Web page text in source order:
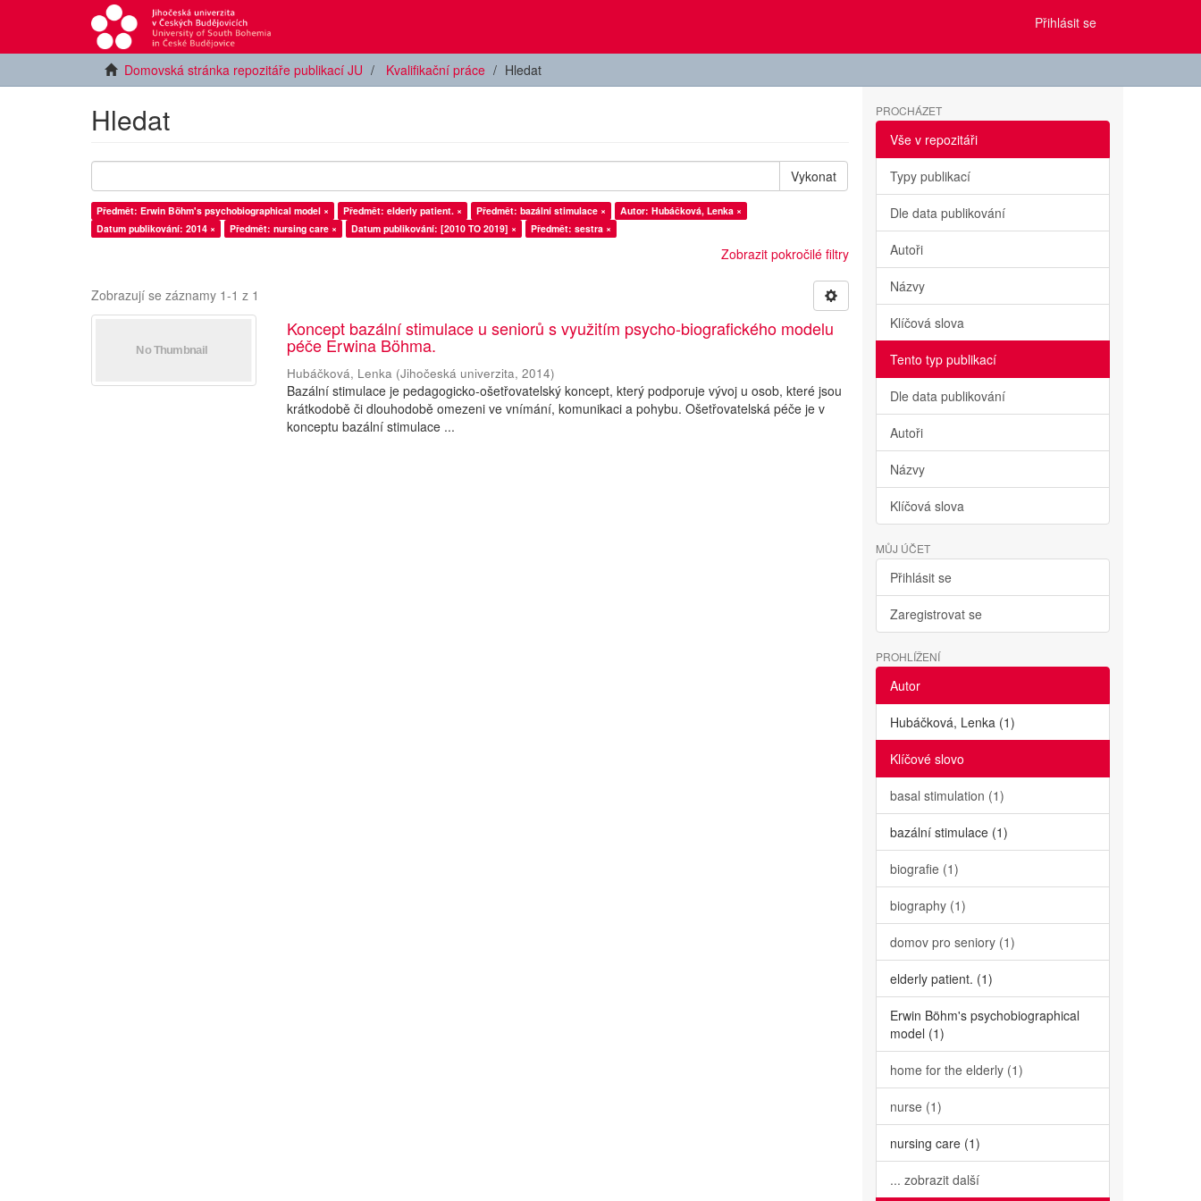
Přihlásit se
Domovská stránka repozitáře publikací JU Kvalifikační práce Hledat
Hledat
Vykonat
Předmět: Erwin Böhm's psychobiographical model × Předmět: elderly patient. × Předmět: bazální stimulace ×
Autor: Hubáčková, Lenka ×
Datum publikování: 2014 ×
Předmět: nursing care × Datum publikování: [2010 TO 2019] × Předmět: sestra ×
Zobrazit pokročilé filtry
Zobrazují se záznamy 1-1 z 1
Koncept bazální stimulace u seniorů s využitím psycho-biografického modelu
péče Erwina Böhma.
Hubáčková, Lenka (Jihočeská univerzita,2014)
Bazální stimulace je pedagogicko-ošetřovatelský koncept, který podporuje vývoj u osob, které jsou
krátkodobě či dlouhodobě omezeni ve vnímání, komunikaci a pohybu. Ošetřovatelská péče je v
konceptu bazální stimulace ...
PROCHÁZET
Vše v repozitáři
Typy publikací
Dle data publikování
Autoři
Názvy
Klíčová slova
Tento typ publikací
Dle data publikování
Autoři
Názvy
Klíčová slova
MŮJ ÚČET
Přihlásit se
Zaregistrovat se
PROHLÍŽENÍ
Autor
Hubáčková, Lenka (1)
Klíčové slovo
basal stimulation (1)
bazální stimulace (1)
biografie (1)
biography (1)
domov pro seniory (1)
elderly patient. (1)
Erwin Böhm's psychobiographical
model (1)
home for the elderly (1)
nurse (1)
nursing care (1)
... zobrazit další